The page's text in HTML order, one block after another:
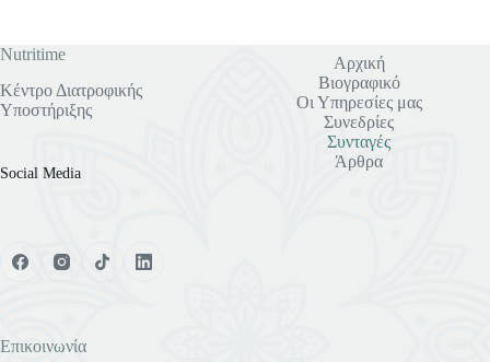
Nutritime
Κέντρο Διατροφικής
Υποστήριξης
Social Media
Αρχική
Βιογραφικό
Οι Υπηρεσίες μας
Συνεδρίες
Συνταγές
Άρθρα
Επικοινωνία